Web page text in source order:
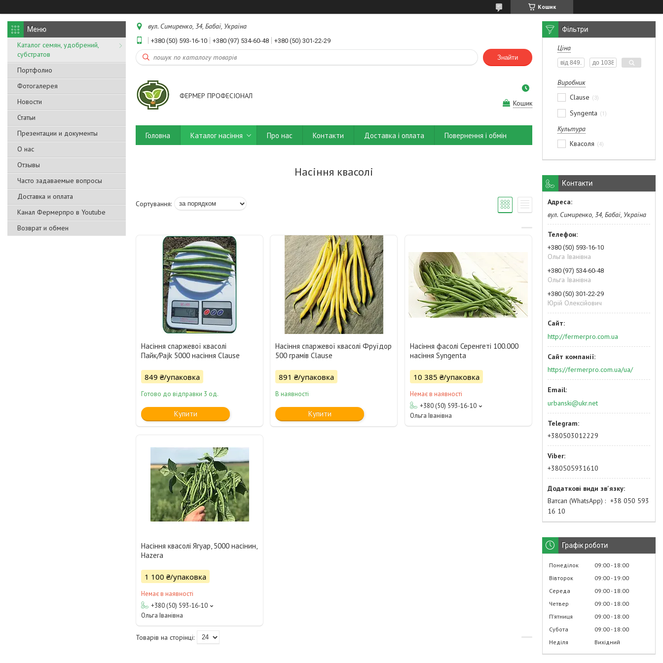
Кошик
Каталог семян, удобрений,
субстратов
Портфолио
Фотогалерея
Новости
Статьи
Презентации и документы
О нас
Отзывы
Часто задаваемые вопросы
Доставка и оплата
Канал Фермерпро в Youtube
Возврат и обмен
вул. Симиренко, 34, Бабаї, Україна
+380 (50) 593-16-10 +380 (97) 534-60-48 +380 (50) 301-22-29
Знайти
ФЕРМЕР ПРОФЕСІОНАЛ
Кошик
Головна Каталог насіння Про нас Контакти Доставка і оплата Повернення і обмін
Насіння квасолі
Насіння спаржевої квасолі
Пайк/Pajk 5000 насіння Clause
849 ₴/упаковка
Готово до відправки 3 од.
Купити
Насіння спаржевої квасолі Фруїдор
500 грамів Clause
891 ₴/упаковка
В наявності
Купити
Насіння фасолі Серенгеті 100.000
насіння Syngenta
10 385 ₴/упаковка
Немає в наявності
+380 (50) 593-16-10
Ольга Іванівна
Насіння квасолі Ягуар, 5000 насінин,
Hazera
1 100 ₴/упаковка
Немає в наявності
+380 (50) 593-16-10
Ольга Іванівна
Фільтри
Ціна
Виробник
Clause
3
Syngenta 1
Культура
Квасоля
4
Контакти
вул. Симиренко, 34, Бабаї, Україна
+380 (50) 593-16-10
Ольга Іванівна
+380 (97) 534-60-48
Ольга Іванівна
+380 (50) 301-22-29
Юрій Олексійович
http://fermerpro.com.ua
https://fermerpro.com.ua/ua/
urbanski@ukr.net
+380503012229
+380505931610
Ватсап (WhatsApp)
+38 050 593
16 10
Графік роботи
Понеділок 09:00 18:00
Вівторок
09:00 19:00
Середа
09:00 18:00
Четвер
09:00 18:00
Пʼятниця
09:00 18:00
Субота
09:00 18:00
Неділя
Вихідний